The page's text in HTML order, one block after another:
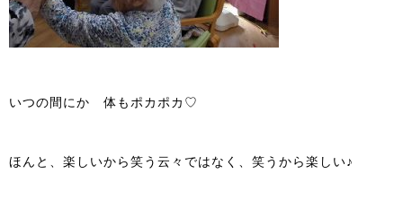
いつの間にか 体もポカポカ♡
ほんと、楽しいから笑う云々ではなく、笑うから楽しい♪